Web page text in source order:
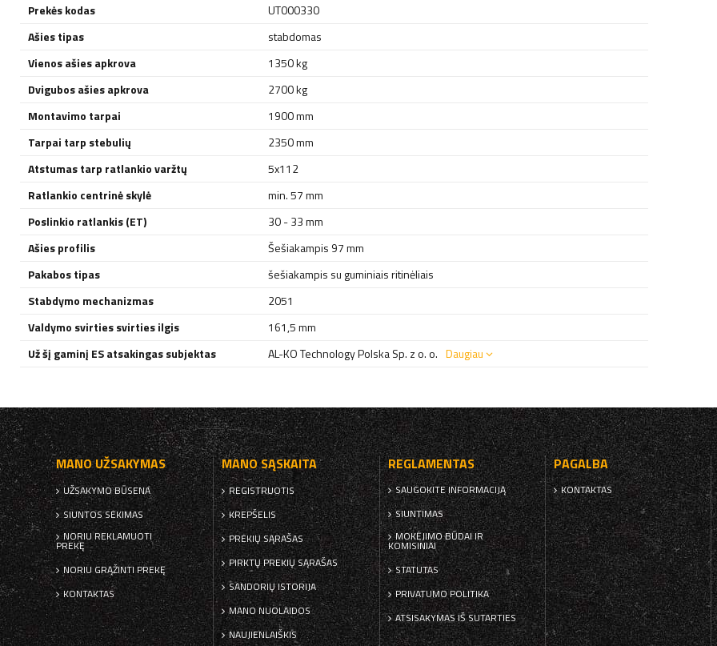
Prekės kodas
UT000330
Ašies tipas
stabdomas
Vienos ašies apkrova
1350 kg
Dvigubos ašies apkrova
2700 kg
Montavimo tarpai
1900 mm
Tarpai tarp stebulių
2350 mm
Atstumas tarp ratlankio varžtų
5x112
Ratlankio centrinė skylė
min. 57 mm
Poslinkio ratlankis (ET)
30 - 33 mm
Ašies profilis
Šešiakampis 97 mm
Pakabos tipas
šešiakampis su guminiais ritinėliais
Stabdymo mechanizmas
2051
Valdymo svirties svirties ilgis
161,5 mm
Už šį gaminį ES atsakingas subjektas
AL-KO Technology Polska Sp. z o. o. Daugiau
MANO UŽSAKYMAS
UŽSAKYMO BŪSENA
SIUNTOS SEKIMAS
NORIU REKLAMUOTI
PREKĘ
NORIU GRĄŽINTI PREKĘ
KONTAKTAS
MANO SĄSKAITA
REGISTRUOTIS
KREPŠELIS
PREKIŲ SĄRAŠAS
PIRKTŲ PREKIŲ SĄRAŠAS
SANDORIŲ ISTORIJA
MANO NUOLAIDOS
NAUJIENLAIŠKIS
REGLAMENTAS
SAUGOKITE INFORMACIJĄ
SIUNTIMAS
MOKĖJIMO BŪDAI IR
KOMISINIAI
STATUTAS
PRIVATUMO POLITIKA
ATSISAKYMAS IŠ SUTARTIES
PAGALBA
KONTAKTAS